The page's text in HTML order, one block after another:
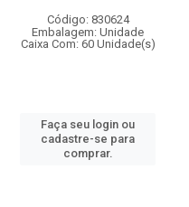
Código: 830624
Embalagem: Unidade
Caixa Com: 60 Unidade(s)
Faça seu login ou
cadastre-se para
comprar.